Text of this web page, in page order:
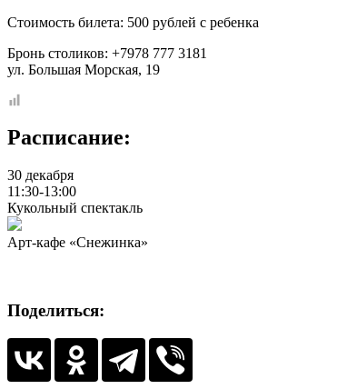
Стоимость билета: 500 рублей с ребенка
Бронь столиков: +7978 777 3181
ул. Большая Морская, 19
Расписание:
30 декабря
11:30-13:00
Кукольный спектакль
Арт-кафе «Снежинка»
Поделиться: